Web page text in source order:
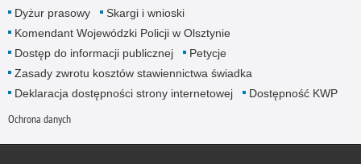
Dyżur prasowy
Skargi i wnioski
Komendant Wojewódzki Policji w Olsztynie
Dostęp do informacji publicznej
Petycje
Zasady zwrotu kosztów stawiennictwa świadka
Deklaracja dostępności strony internetowej
Dostępność KWP
Ochrona danych